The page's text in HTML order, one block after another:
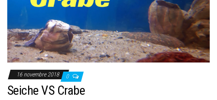
16 novembre 2018 0
Seiche VS Crabe